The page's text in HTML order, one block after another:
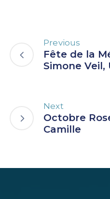
Previous
Fête de la
Simone
Next
Octobre
Camille